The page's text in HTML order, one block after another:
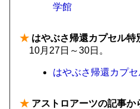
学館
★ はやぶさ帰還カプセル特
10月27日～30日。
はやぶさ帰還カプ
★ アストロアーツの記事か